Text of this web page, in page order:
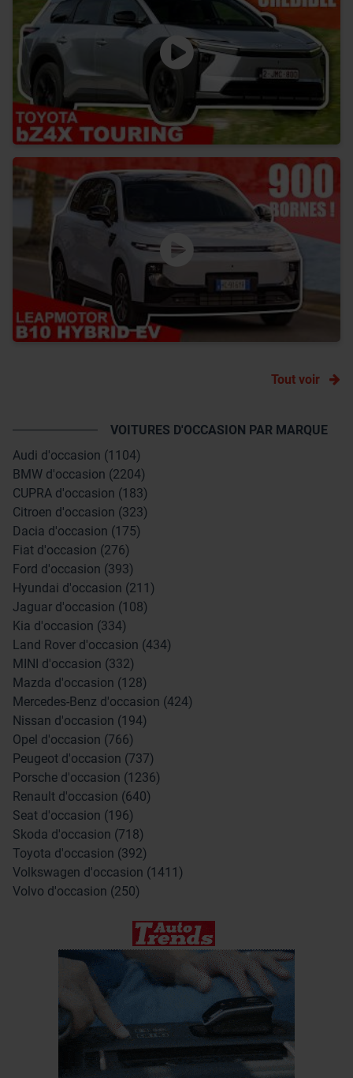
Tout voir
VOITURES D'OCCASION PAR MARQUE
Audi d'occasion (1104)
BMW d'occasion (2204)
CUPRA d'occasion (183)
Citroen d'occasion (323)
Dacia d'occasion (175)
Fiat d'occasion (276)
Ford d'occasion (393)
Hyundai d'occasion (211)
Jaguar d'occasion (108)
Kia d'occasion (334)
Land Rover d'occasion (434)
MINI d'occasion (332)
Mazda d'occasion (128)
Mercedes-Benz d'occasion (424)
Nissan d'occasion (194)
Opel d'occasion (766)
Peugeot d'occasion (737)
Porsche d'occasion (1236)
Renault d'occasion (640)
Seat d'occasion (196)
Skoda d'occasion (718)
Toyota d'occasion (392)
Volkswagen d'occasion (1411)
Volvo d'occasion (250)